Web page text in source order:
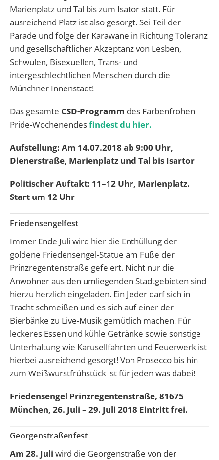
Marienplatz und Tal bis zum Isator statt. Für
ausreichend Platz ist also gesorgt. Sei Teil der
Parade und folge der Karawane in Richtung Toleranz
und gesellschaftlicher Akzeptanz von Lesben,
Schwulen, Bisexuellen, Trans- und
intergeschlechtlichen Menschen durch die
Münchner Innenstadt!
Das gesamte CSD-Programm des Farbenfrohen
Pride-Wochenendesfindest du hier.
Aufstellung: Am 14.07.2018 ab 9:00 Uhr,
Dienerstraße, Marienplatz und Tal bis Isartor
Politischer Auftakt: 11–12 Uhr, Marienplatz.
Start um 12 Uhr
Friedensengelfest
Immer Ende Juli wird hier die Enthüllung der
goldene Friedensengel-Statue am Fuße der
Prinzregentenstraße gefeiert. Nicht nur die
Anwohner aus den umliegenden Stadtgebieten sind
hierzu herzlich eingeladen. Ein Jeder darf sich in
Tracht schmeißen und es sich auf einer der
Bierbänke zu Live-Musik gemütlich machen! Für
leckeres Essen und kühle Getränke sowie sonstige
Unterhaltung wie Karusellfahrten und Feuerwerk ist
hierbei ausreichend gesorgt! Von Prosecco bis hin
zum Weißwurstfrühstück ist für jeden was dabei!
Friedensengel Prinzregentenstraße, 81675
München, 26. Juli – 29. Juli 2018 Eintritt frei.
Georgenstraßenfest
Am 28. Juli wird die Georgenstraße von der